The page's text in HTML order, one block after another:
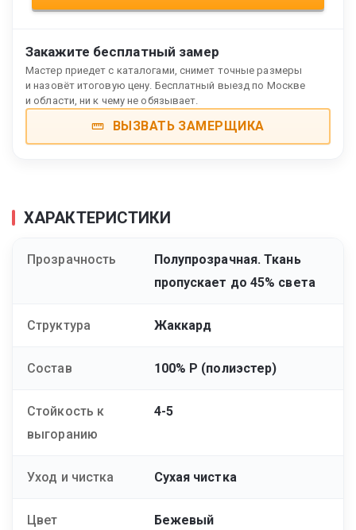
Закажите бесплатный замер
Мастер приедет с каталогами, снимет точные размеры
и назовёт итоговую цену. Бесплатный выезд по Москве
и области, ни к чему не обязывает.
ВЫЗВАТЬ ЗАМЕРЩИКА
ХАРАКТЕРИСТИКИ
Прозрачность
Полупрозрачная. Ткань
пропускает до 45% света
Структура Жаккард
Состав 100% Р (полиэстер)
Стойкость к
выгоранию
4-5
Уход и чистка Сухая чистка
Цвет Бежевый